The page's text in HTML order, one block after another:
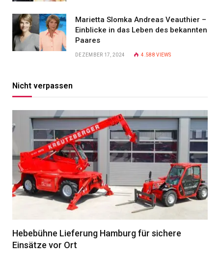
Marietta Slomka Andreas Veauthier –
Einblicke in das Leben des bekannten
Paares
DEZEMBER 17, 2024 4.588VIEWS
Nicht verpassen
Hebebühne Lieferung Hamburg für sichere
Einsätze vor Ort